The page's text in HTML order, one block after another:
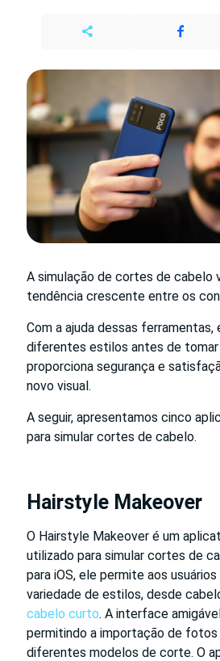
A simulação de cortes de cabelo
tendência crescente entre os
Com a ajuda dessas ferramentas,
diferentes estilos antes de tomar
proporciona segurança e
novo visual.
A seguir, apresentamos cinco
para simular cortes de cabelo.
Hairstyle Makeover
O Hairstyle Makeover é um
utilizado para simular cortes de
para iOS, ele permite aos
variedade de estilos, desde
cabelo curto. A interface
permitindo a importação de fotos
diferentes modelos de corte. O